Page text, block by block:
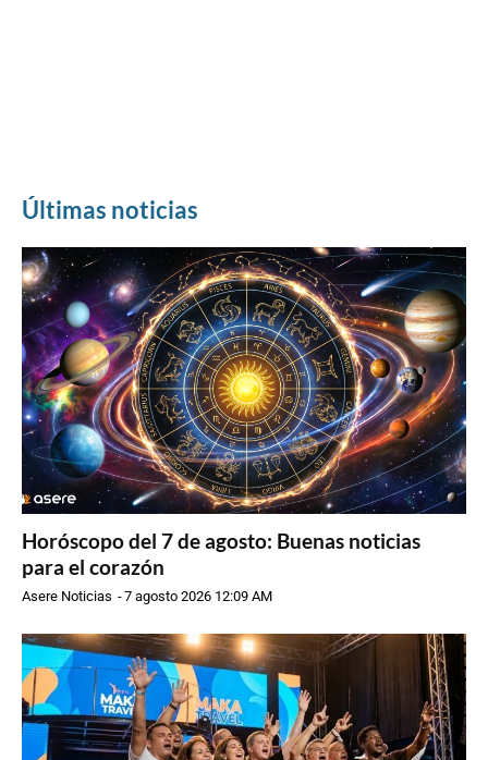
Últimas noticias
Horóscopo del 7 de agosto: Buenas noticias
para el corazón
Asere Noticias -7 agosto 2026 12:09 AM